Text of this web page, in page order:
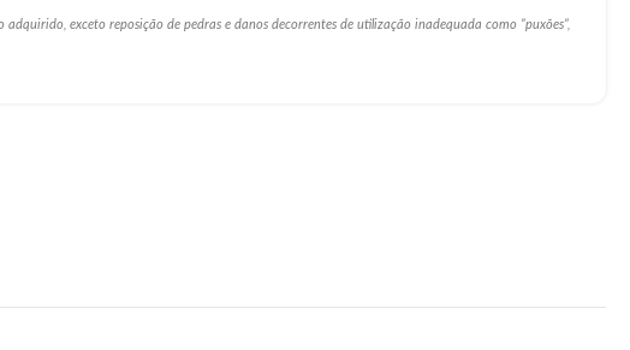
exceto reposição de pedras e danos decorrentes de utilização inadequada como ”puxões”,